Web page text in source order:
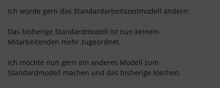
Ich würde gern das Standardarbeitszeitmodell ändern:
Das bisherige Standardmodell ist nun keinem
Mitarbeitenden mehr zugeordnet.
Ich möchte nun gern ein anderes Modell zum
Standardmodell machen und das bisherige löschen.